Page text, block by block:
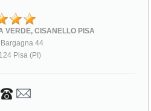
VERDE, CISANELLO PISA
44
Pisa (PI)